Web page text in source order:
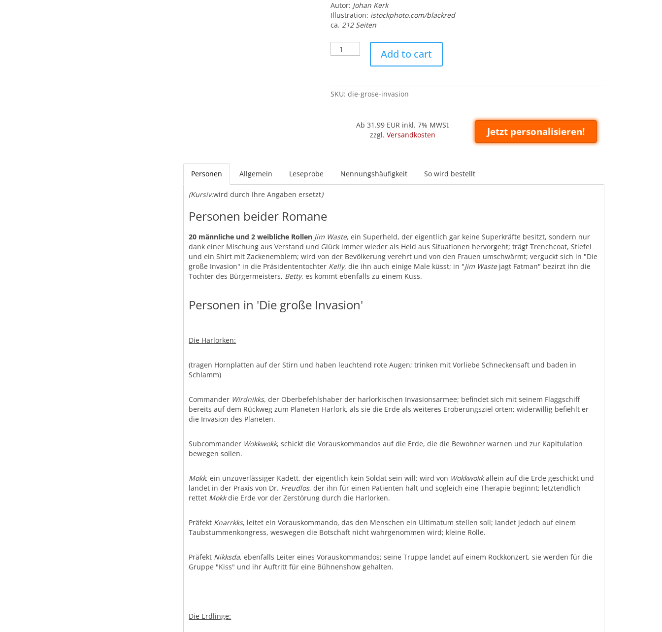
Autor: Johan Kerk
Illustration: istockphoto.com/blackred
ca. 212 Seiten
Die
große
Add to cart
SKU: die-grose-invasion
Ab 31.99 EUR inkl. 7% MWSt
zzgl. Versandkosten Jetzt personalisieren!
Personen Allgemein Leseprobe Nennungshäufigkeit So wird bestellt
(Kursiv:wird durch Ihre Angaben ersetzt)
Personen beider Romane
20 männliche und 2 weibliche Rollen Jim Waste, ein Superheld, der eigentlich gar keine Superkräfte besitzt, sondern nur
dank einer Mischung aus Verstand und Glück immer wieder als Held aus Situationen hervorgeht; trägt Trenchcoat, Stiefel
und ein Shirt mit Zackenemblem; wird von der Bevölkerung verehrt und von den Frauen umschwärmt; verguckt sich in "Die
große Invasion" in die Präsidententochter Kelly, die ihn auch einige Male küsst; in "Jim Wastejagt Fatman" bezirzt ihn die
Tochter des Bürgermeisters, Betty, es kommt ebenfalls zu einem Kuss.
Personen in 'Die große Invasion'
Die Harlorken:
(tragen Hornplatten auf der Stirn und haben leuchtend rote Augen; trinken mit Vorliebe Schneckensaft und baden in
Schlamm)
Commander Wirdnikks, der Oberbefehlshaber der harlorkischen Invasionsarmee; befindet sich mit seinem Flaggschiff
bereits auf dem Rückweg zum Planeten Harlork, als sie die Erde als weiteres Eroberungsziel orten; widerwillig befiehlt er
die Invasion des Planeten.
Subcommander Wokkwokk, schickt die Vorauskommandos auf die Erde, die die Bewohner warnen und zur Kapitulation
bewegen sollen.
Mokk, ein unzuverlässiger Kadett, der eigentlich kein Soldat sein will; wird von Wokkwokkallein auf die Erde geschickt und
landet in der Praxis von Dr. Freudlos, der ihn für einen Patienten hält und sogleich eine Therapie beginnt; letztendlich
rettet Mokkdie Erde vor der Zerstörung durch die Harlorken.
Präfekt Knarrkks, leitet ein Vorauskommando, das den Menschen ein Ultimatum stellen soll; landet jedoch auf einem
Taubstummenkongress, weswegen die Botschaft nicht wahrgenommen wird; kleine Rolle.
Präfekt Nikksda, ebenfalls Leiter eines Vorauskommandos; seine Truppe landet auf einem Rockkonzert, sie werden für die
Gruppe "Kiss" und ihr Auftritt für eine Bühnenshow gehalten.
Die Erdlinge: